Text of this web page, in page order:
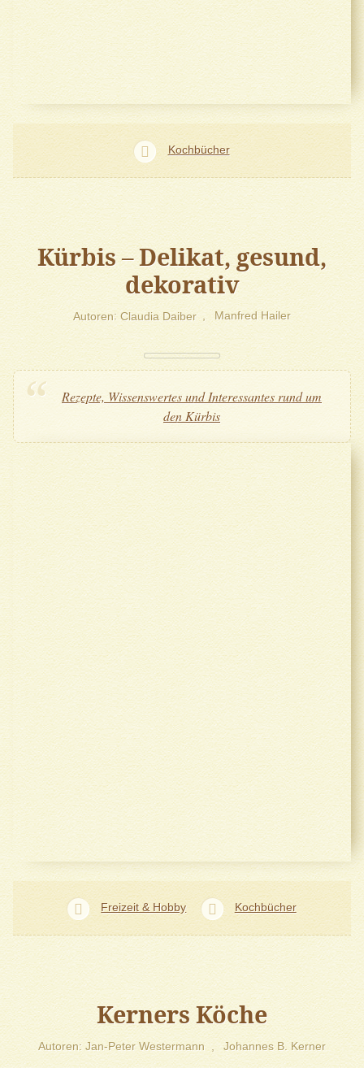
Kochbücher
Kürbis – Delikat, gesund,
dekorativ
Autoren Claudia Daiber Manfred Hailer
Rezepte, Wissenswertes und Interessantes rund um
den Kürbis
Freizeit & Hobby Kochbücher
Kerners Köche
Autoren Jan-Peter Westermann Johannes B. Kerner